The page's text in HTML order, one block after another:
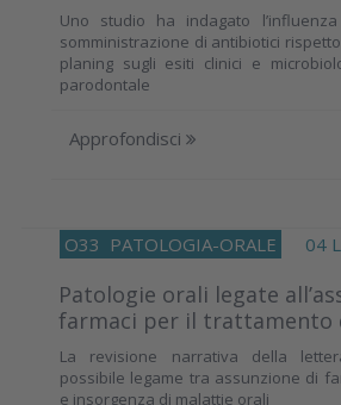
Uno studio ha indagato
somministrazione di antibiotici
planing sugli esiti clinici e
parodontale
Approfondisci
O33 PATOLOGIA-ORALE 04
Patologie orali legate
farmaci per il trattamento
La revisione narrativa della
possibile legame tra assunzione di
e insorgenza di malattie orali